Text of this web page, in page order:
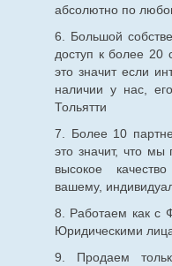
абсолютно по
6. Большой
доступ к более 20
это значит если
наличии у нас,
Тольятти
7. Более 10
это значит, что
высокое
вашему,
8. Работаем как с
Юридическими
9. Продаем